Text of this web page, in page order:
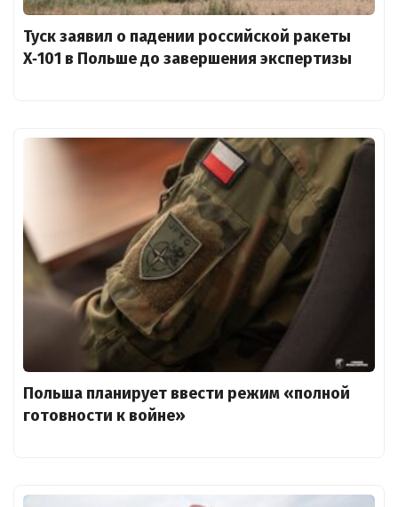
Туск заявил о падении российской ракеты
X‑101 в Польше до завершения экспертизы
Польша планирует ввести режим «полной
готовности к войне»